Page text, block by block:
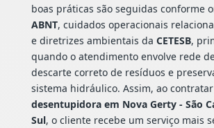
boas práticas são seguidas conforme
ABNT, cuidados operacionais
e diretrizes ambientais da CETESB,
quando o atendimento envolve rede
descarte correto de resíduos e
sistema hidráulico. Assim, ao
desentupidora em Nova Gerty - São
Sul, o cliente recebe um serviço mais